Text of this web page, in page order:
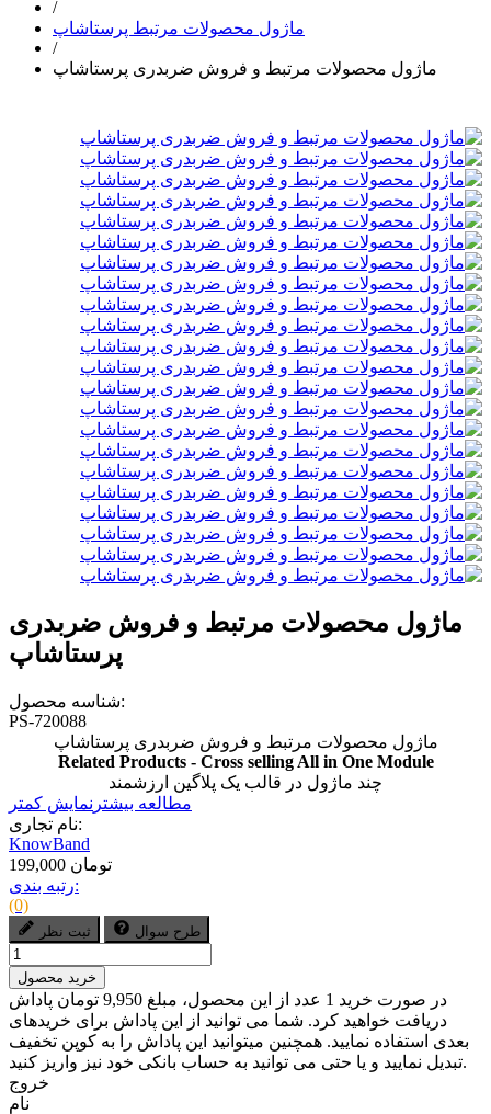
/
ماژول محصولات مرتبط پرستاشاپ
/
ماژول محصولات مرتبط و فروش ضربدری پرستاشاپ
ماژول محصولات مرتبط و فروش ضربدری
پرستاشاپ
شناسه محصول:
PS-720088
ماژول محصولات مرتبط و فروش ضربدری پرستاشاپ
Related Products - Cross selling All in One Module
چند ماژول در قالب یک پلاگین ارزشمند
مطالعه بیشتر نمایش کمتر
نام تجاری:
KnowBand
199,000 تومان
رتبه بندی:
(0)
ثبت نظر طرح سوال
خرید محصول
در صورت خرید 1 عدد از این محصول، مبلغ 9,950 تومان پاداش
دریافت خواهید کرد. شما می توانید از این پاداش برای خریدهای
بعدی استفاده نمایید. همچنین میتوانید این پاداش را به کوپن تخفیف
تبدیل نمایید و یا حتی می توانید به حساب بانکی خود نیز واریز کنید.
خروج
نام